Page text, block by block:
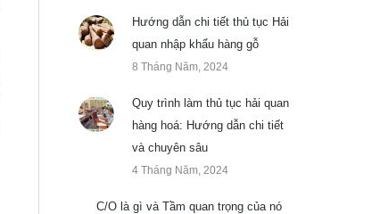
Hướng dẫn chi tiết thủ tục Hải
quan nhập khẩu hàng gỗ
8 Tháng Năm, 2024
Quy trình làm thủ tục hải quan
hàng hoá: Hướng dẫn chi tiết
và chuyên sâu
4 Tháng Năm, 2024
C/O là gì và Tầm quan trọng của nó